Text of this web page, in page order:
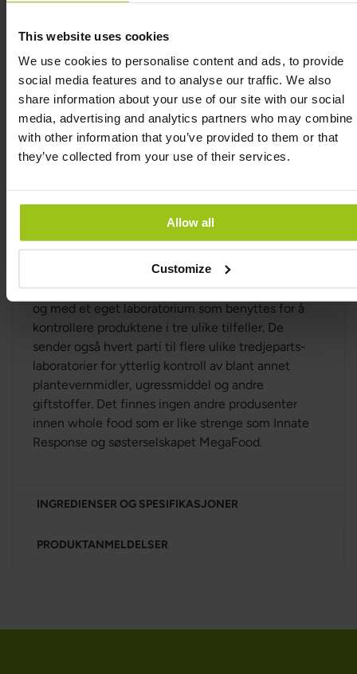
This website uses cookies
We use cookies to personalise content and ads, to provide
social media features and to analyse our traffic. We also
share information about your use of our site with our social
media, advertising and analytics partners who may combine
with other information that you’ve provided to them or that
they’ve collected from your use of their services.
Allow all
Customize
syntese og omsetning av steroide hormoner,
Som en av få bedrifter i verden, kjøper Innate
Response, sammen med søsterselskapet
MegaFood, inn hele grønnsaker, frukt, urter og bær.
De maler og tørker råvarene selv, på lav temperatur,
som er veldig uvanlig. De fleste bedrifter som
metodene skader råvarene på ulike måter. Innate
Response tørker med Refractance Window Drying,
og dette er per dags dato den mest skånsomme
tørkemetoden som finnes. Innate Response har til
og med et eget laboratorium som benyttes for å
kontrollere produktene i tre ulike tilfeller. De
sender også hvert parti til flere ulike tredjeparts-
laboratorier for ytterlig kontroll av blant annet
plantevernmidler, ugressmiddel og andre
giftstoffer. Det finnes ingen andre produsenter
innen whole food som er like strenge som Innate
Response og søsterselskapet MegaFood.
INGREDIENSER OG SPESIFIKASJONER
PRODUKTANMELDELSER